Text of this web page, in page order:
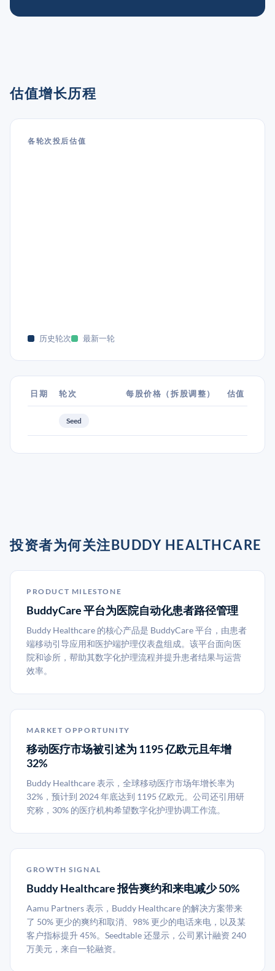
估值增长历程
各轮次投后估值
历史轮次 最新一轮
日期 轮次 每股价格（拆股调整） 估值
Seed
投资者为何关注BUDDY HEALTHCARE
PRODUCT MILESTONE
BuddyCare 平台为医院自动化患者路径管理
Buddy Healthcare 的核心产品是 BuddyCare 平台，由患者
端移动引导应用和医护端护理仪表盘组成。该平台面向医
院和诊所，帮助其数字化护理流程并提升患者结果与运营
效率。
MARKET OPPORTUNITY
移动医疗市场被引述为 1195 亿欧元且年增
32%
Buddy Healthcare 表示，全球移动医疗市场年增长率为
32%，预计到 2024 年底达到 1195 亿欧元。公司还引用研
究称，30% 的医疗机构希望数字化护理协调工作流。
GROWTH SIGNAL
Buddy Healthcare 报告爽约和来电减少 50%
Aamu Partners 表示，Buddy Healthcare 的解决方案带来
了 50% 更少的爽约和取消、98% 更少的电话来电，以及某
客户指标提升 45%。Seedtable 还显示，公司累计融资 240
万美元，来自一轮融资。